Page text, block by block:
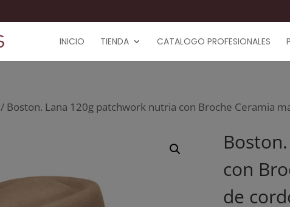
INICIO TIENDA CATALOGO PROFESIONALES
/ Boston. Lana 120g patchwork nutria con Broche Ceramia
con
de